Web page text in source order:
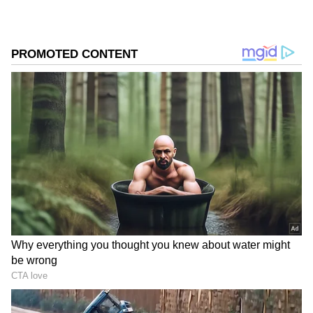
Related Articles
ಐರ್ಲೆಂಡ್ ವಿರುದ್ಧ ಹೀನಾಯ ಸೋಲು, ಟೀಂ ಇಂಡಿಯಾ
DOWNLOAD APP